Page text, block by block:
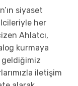
siyaset
her
Ahlatcı,
kurmaya
geldiğimiz
iletişim